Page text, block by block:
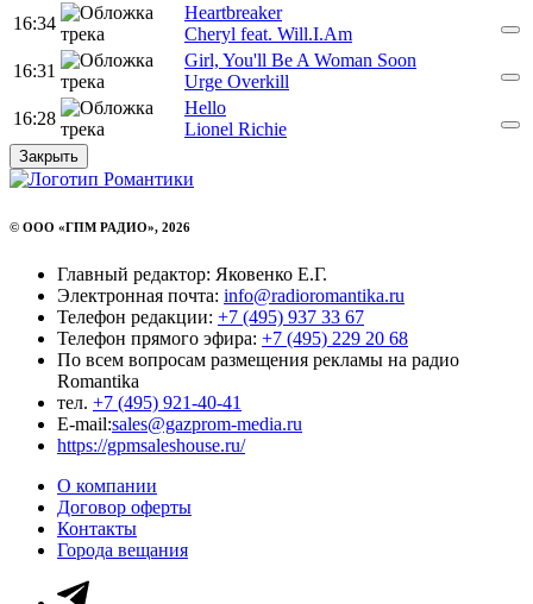
16:34
Heartbreaker
Cheryl feat. Will.I.Am
16:31
Girl, You'll Be A Woman Soon
Urge Overkill
16:28
Hello
Lionel Richie
Закрыть
© ООО «ГПМ РАДИО», 2026
Главный редактор: Яковенко Е.Г.
Электронная почта: info@radioromantika.ru
Телефон редакции: +7 (495) 937 33 67
Телефон прямого эфира: +7 (495) 229 20 68
По всем вопросам размещения рекламы на радио
Romantika
тел. +7 (495) 921-40-41
E-mail:sales@gazprom-media.ru
https://gpmsaleshouse.ru/
О компании
Договор оферты
Контакты
Города вещания